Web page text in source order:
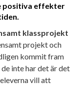
positiva effekter
klassprojekt
projekt och
kommit fram
inte har det är det
vill att